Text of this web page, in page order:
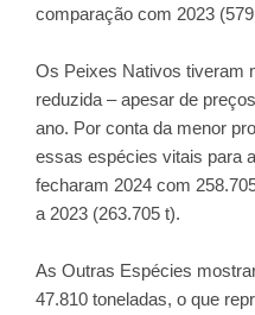
comparação com 2023
Os Peixes Nativos tiveram
reduzida – apesar de
ano. Por conta da menor
essas espécies vitais para
fecharam 2024 com
a 2023 (263.705 t).
As Outras Espécies
47.810 toneladas, o que